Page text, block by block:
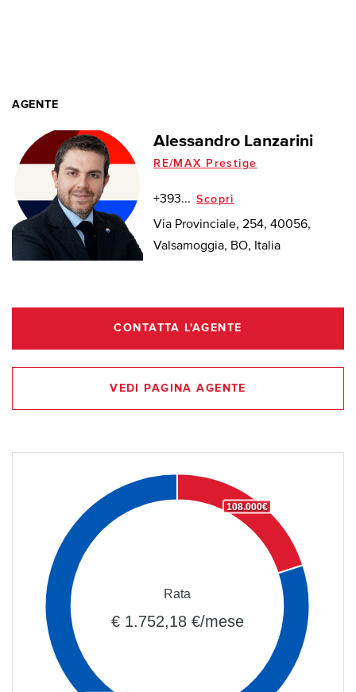
AGENTE
Alessandro Lanzarini
RE/MAX Prestige
+393... Scopri
Via Provinciale, 254, 40056,
Valsamoggia, BO, Italia
CONTATTA L'AGENTE
VEDI PAGINA AGENTE
108.000€
Rata
€ 1.752,18 €/mese